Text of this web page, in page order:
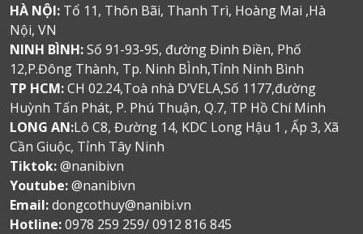
HÀ NỘI: Tổ 11, Thôn Bãi, Thanh Trì, Hoàng Mai ,Hà
Nội, VN
NINH BÌNH:Số 91-93-95, đường Đinh Điền, Phố
12,P.Đông Thành, Tp. Ninh BÌnh,Tỉnh Ninh Bình
TP HCM:CH 02.24,Toà nhà D’VELA,Số 1177,đường
Huỳnh Tấn Phát, P. Phú Thuận, Q.7, TP Hồ Chí Minh
LONG AN:Lô C8, Đường 14, KDC Long Hậu 1 , Ấp 3, Xã
Cần Giuộc, Tỉnh Tây Ninh
Tiktok:@nanibivn
Youtube:@nanibivn
Email:dongcothuy@nanibi.vn
Hotline:0978 259 259/ 0912 816 845